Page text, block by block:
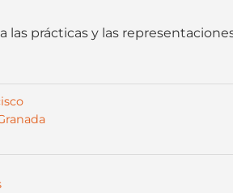
las prácticas y las